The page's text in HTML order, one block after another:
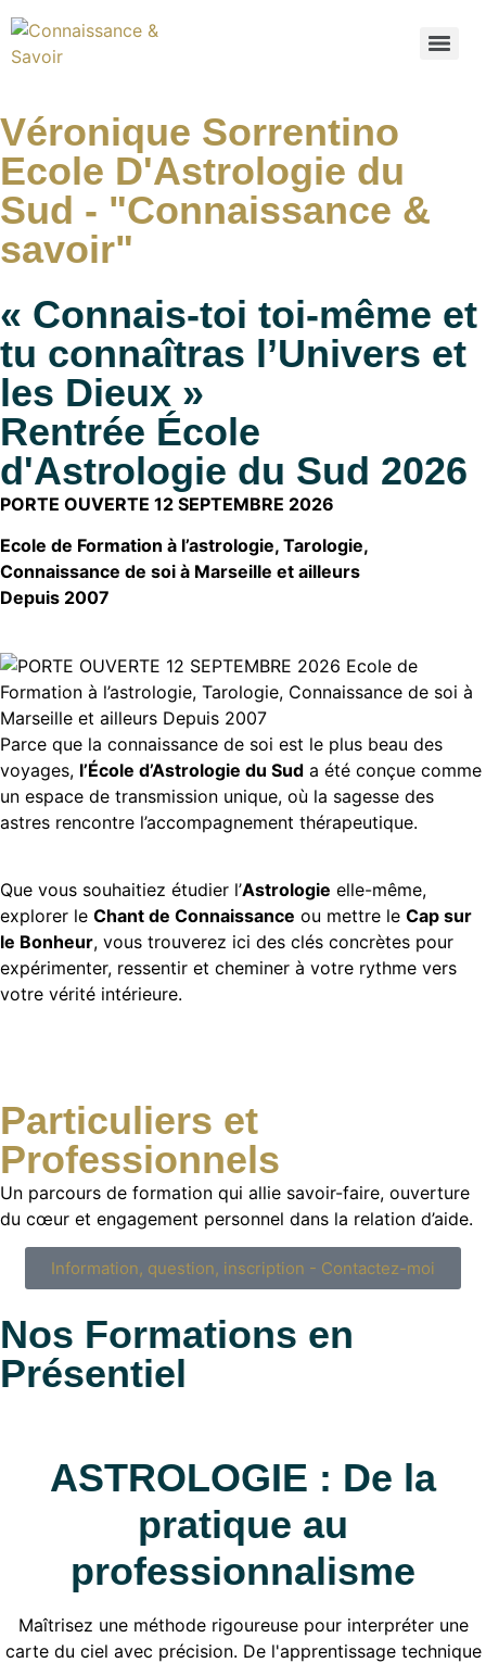
Véronique Sorrentino
Ecole D'Astrologie du
Sud - "Connaissance &
savoir"
« Connais-toi toi-même et
tu connaîtras l’Univers et
les Dieux »
Rentrée École
d'Astrologie du Sud 2026
PORTE OUVERTE 12 SEPTEMBRE 2026
Ecole de Formation à l’astrologie, Tarologie,
Connaissance de soi à Marseille et ailleurs
Depuis 2007
Parce que la connaissance de soi est le plus beau des
voyages, l’École d’Astrologie du Sud a été conçue comme
un espace de transmission unique, où la sagesse des
astres rencontre l’accompagnement thérapeutique.
Que vous souhaitiez étudier l’Astrologie elle-même,
explorer le Chant de Connaissance ou mettre le Cap sur
le Bonheur, vous trouverez ici des clés concrètes pour
expérimenter, ressentir et cheminer à votre rythme vers
votre vérité intérieure.
Particuliers et
Professionnels
Un parcours de formation qui allie savoir-faire, ouverture
du cœur et engagement personnel dans la relation d’aide.
Information, question, inscription - Contactez-moi
Nos Formations en
Présentiel
ASTROLOGIE : De la
pratique au
professionnalisme
Maîtrisez une méthode rigoureuse pour interpréter une
carte du ciel avec précision. De l'apprentissage technique